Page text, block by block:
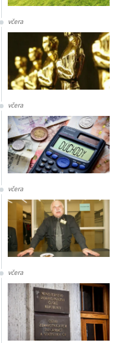
včera
včera
včera
včera